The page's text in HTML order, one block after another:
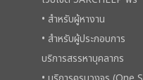
• สำหรับผู้หางาน
• สำหรับผู้ประกอบการ
บริการสรรหาบุคลากร